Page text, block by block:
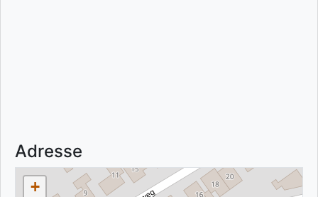
Adresse
+